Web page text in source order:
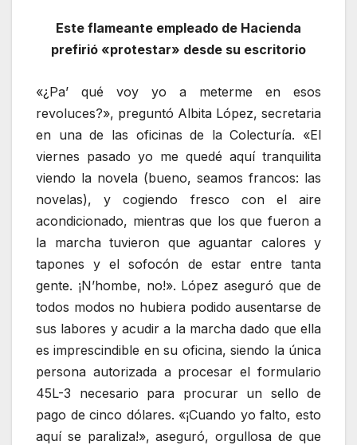
Este flameante empleado de Hacienda
prefirió «protestar» desde su escritorio
«¿Pa’ qué voy yo a meterme en esos
revoluces?», preguntó Albita López, secretaria
en una de las oficinas de la Colecturía. «El
viernes pasado yo me quedé aquí tranquilita
viendo la novela (bueno, seamos francos: las
novelas), y cogiendo fresco con el aire
acondicionado, mientras que los que fueron a
la marcha tuvieron que aguantar calores y
tapones y el sofocón de estar entre tanta
gente. ¡N’hombe, no!». López aseguró que de
todos modos no hubiera podido ausentarse de
sus labores y acudir a la marcha dado que ella
es imprescindible en su oficina, siendo la única
persona autorizada a procesar el formulario
45L-3 necesario para procurar un sello de
pago de cinco dólares. «¡Cuando yo falto, esto
aquí se paraliza!», aseguró, orgullosa de que